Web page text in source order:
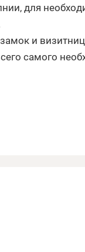
для
и
самого